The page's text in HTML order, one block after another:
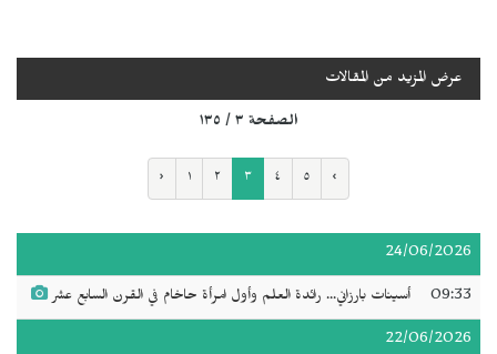
عرض المزيد من المقالات
الصفحة ٣ / ١٣٥
‹ ١ ٢ ٣ ٤ ٥ ›
24/06/2026
09:33 أسينات بارزاني... رائدة العلم وأول امرأة حاخام في القرن السابع عشر
22/06/2026